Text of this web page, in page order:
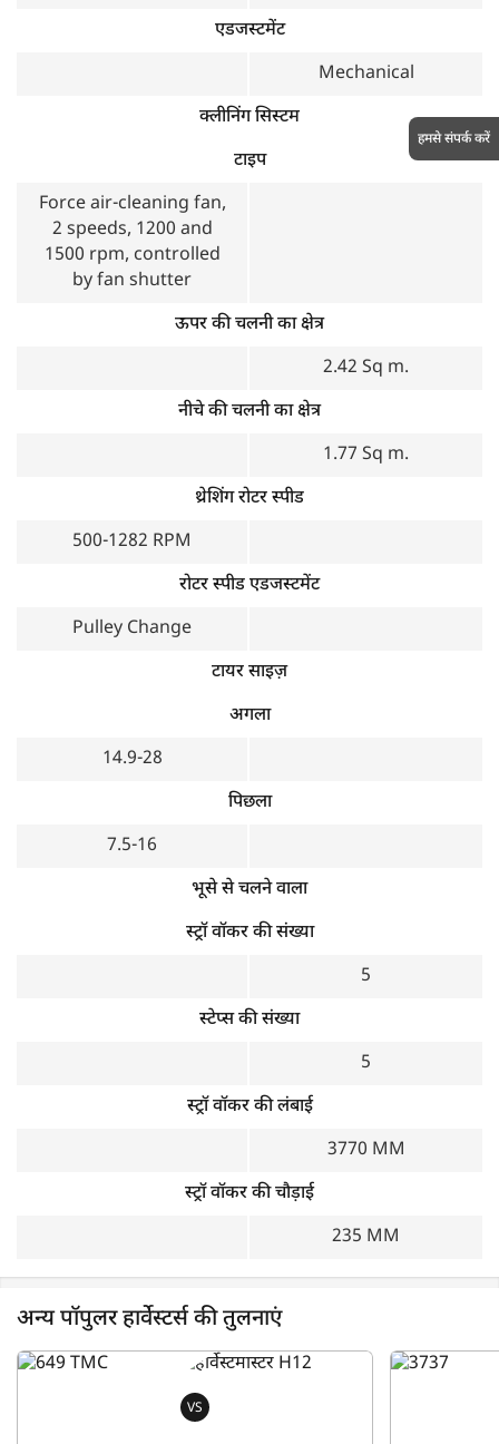
एडजस्टमेंट
Mechanical
क्लीनिंग सिस्टम
टाइप
Force air-cleaning fan,
2 speeds, 1200 and
1500 rpm, controlled
by fan shutter
ऊपर की चलनी का क्षेत्र
2.42 Sq m.
नीचे की चलनी का क्षेत्र
1.77 Sq m.
थ्रेशिंग रोटर स्पीड
500-1282 RPM
रोटर स्पीड एडजस्टमेंट
Pulley Change
टायर साइज़
अगला
14.9-28
पिछला
7.5-16
भूसे से चलने वाला
स्ट्रॉ वॉकर की संख्या
5
स्टेप्स की संख्या
5
स्ट्रॉ वॉकर की लंबाई
3770 MM
स्ट्रॉ वॉकर की चौड़ाई
235 MM
अन्य पॉपुलर हार्वेस्टर्स की तुलनाएं
VS
हमसे संपर्क करें